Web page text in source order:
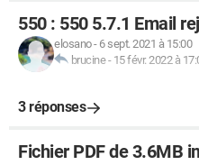
550 : 550 5.7.1 Email
elosano- 6 sept. 2021 à 15:00
brucine- 15 févr. 2022 à
3 réponses
Fichier PDF de 3.6MB